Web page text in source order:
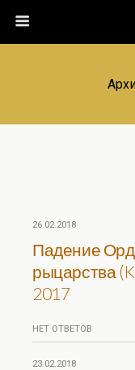
26.02.2018
Падение
рыцарства
2017
НЕТ ОТВЕТОВ
23.02.2018